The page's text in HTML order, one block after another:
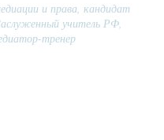
и права, кандидат
учитель РФ,
тренер